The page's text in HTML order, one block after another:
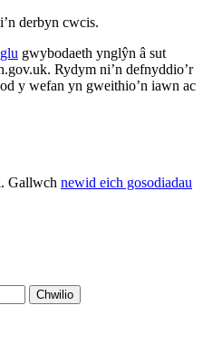
derbyn cwcis.
gwybodaeth ynglŷn â sut
Rydym ni’n defnyddio’r
y wefan yn gweithio’n iawn ac
Gallwch newid eich gosodiadau
Chwilio